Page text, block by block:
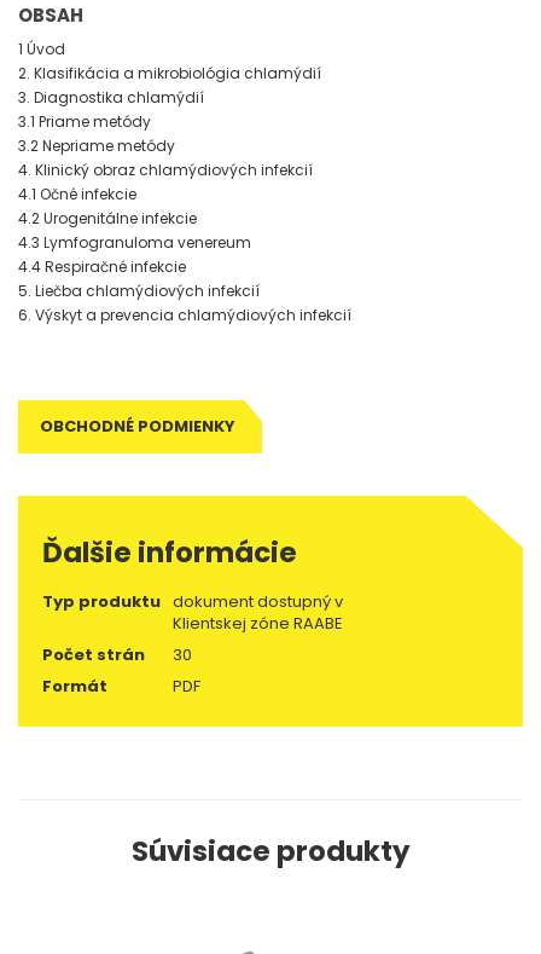
OBSAH
1 Úvod
2. Klasifikácia a mikrobiológia chlamýdií
3. Diagnostika chlamýdií
3.1 Priame metódy
3.2 Nepriame metódy
4. Klinický obraz chlamýdiových infekcií
4.1 Očné infekcie
4.2 Urogenitálne infekcie
4.3 Lymfogranuloma venereum
4.4 Respiračné infekcie
5. Liečba chlamýdiových infekcií
6. Výskyt a prevencia chlamýdiových infekcií
OBCHODNÉ PODMIENKY
Ďalšie informácie
Typ produktu dokument dostupný v
Klientskej zóne RAABE
Počet strán
30
Formát
PDF
Súvisiace produkty